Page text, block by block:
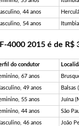
44 anos
54 anos
4000 2015 é de R$
do condutor
67 anos
49 anos Balsas
55 anos Juína
44 anos São
46 anos João